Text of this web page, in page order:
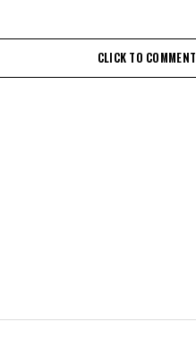
CLICK TO COMMENT